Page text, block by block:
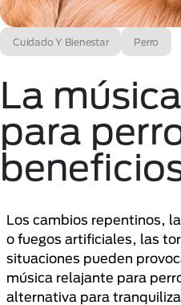
Cuidado Y Bienestar Perro
La
para
Los cambios repentinos,
o fuegos artificiales, las
situaciones pueden
música relajante para
alternativa para